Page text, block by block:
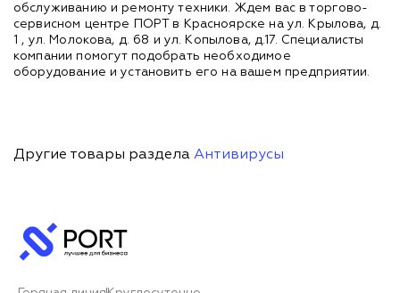
обслуживанию и ремонту техники. Ждем вас в торгово-
сервисном центре ПОРТ в Красноярске на ул. Крылова, д.
1 , ул. Молокова, д. 68 и ул. Копылова, д.17. Специалисты
компании помогут подобрать необходимое
оборудование и установить его на вашем предприятии.
Другие товары раздела Антивирусы